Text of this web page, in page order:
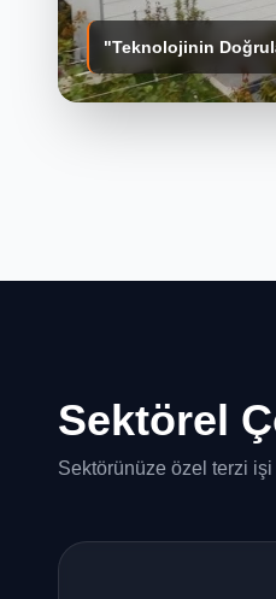
"Teknolojinin
Sektörel
Sektörünüze özel terzi